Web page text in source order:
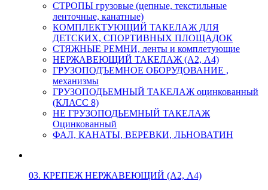
СТРОПЫ грузовые (цепные, текстильные
ленточные, канатные)
КОМПЛЕКТУЮЩИЙ ТАКЕЛАЖ ДЛЯ
ДЕТСКИХ, СПОРТИВНЫХ ПЛОЩАДОК
СТЯЖНЫЕ РЕМНИ, ленты и комплетующие
НЕРЖАВЕЮЩИЙ ТАКЕЛАЖ (А2, А4)
ГРУЗОПОДЪЕМНОЕ ОБОРУДОВАНИЕ ,
механизмы
ГРУЗОПОДЬЕМНЫЙ ТАКЕЛАЖ оцинкованный
(КЛАСС 8)
НЕ ГРУЗОПОДЬЕМНЫЙ ТАКЕЛАЖ
Оцинкованный
ФАЛ, КАНАТЫ, ВЕРЕВКИ, ЛЬНОВАТИН
03. КРЕПЕЖ НЕРЖАВЕЮЩИЙ (А2, А4)